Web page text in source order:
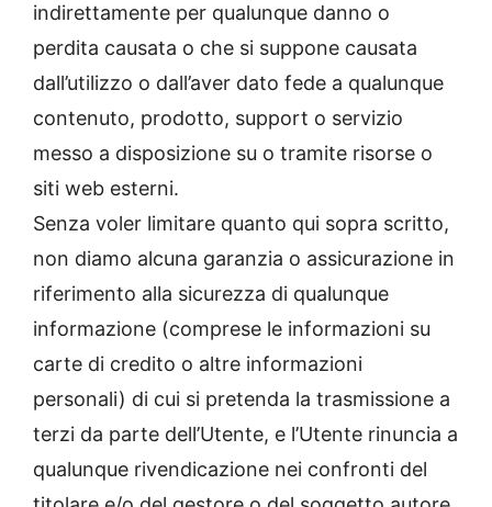
indirettamente per qualunque danno o
perdita causata o che si suppone causata
dall’utilizzo o dall’aver dato fede a qualunque
contenuto, prodotto, support o servizio
messo a disposizione su o tramite risorse o
siti web esterni.
Senza voler limitare quanto qui sopra scritto,
non diamo alcuna garanzia o assicurazione in
riferimento alla sicurezza di qualunque
informazione (comprese le informazioni su
carte di credito o altre informazioni
personali) di cui si pretenda la trasmissione a
terzi da parte dell’Utente, e l’Utente rinuncia a
qualunque rivendicazione nei confronti del